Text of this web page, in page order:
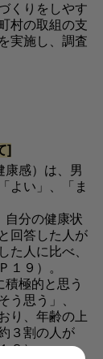
くりをしやす
村の取組の支
実施し、調査
]
感）は、男
よい」、「ま
分の健康状
回答した人が
た人に比べ、
１９）。
極的と思う
う思う」、
り、年齢の上
３割の人が
８）。